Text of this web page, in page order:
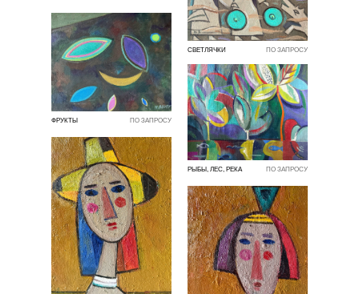
ПО ЗАПРОСУ
СВЕТЛЯЧКИ
ПО ЗАПРОСУ
ФРУКТЫ
ПО ЗАПРОСУ
РЫБЫ, ЛЕС, РЕКА